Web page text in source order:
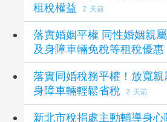
租稅權益
2 天前
落實婚姻平權 同性婚姻親
及身障車輛免稅等租稅優惠
落實同婚稅務平權！放寬
身障車輛輕鬆省稅
2 天前
新北市稅捐處主動輔導身